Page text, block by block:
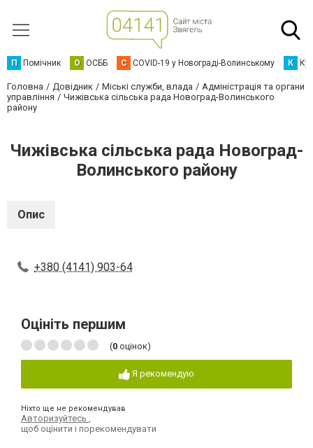
П Помічник О ОСББ C COVID-19 у Новограді-Волинському К
Головна Довідник Міські служби, влада
Адміністрація та органи
управління
Чижівська сільська рада Новоград-Волинського
району
Чижівська сільська рада Новоград-
Волинського району
Опис
+380 (4141) 903-64
Оцініть першим
(0 оцінок)
Я рекомендую
Ніхто ще не рекомендував
Авторизуйтесь
щоб оцінити і порекомендувати